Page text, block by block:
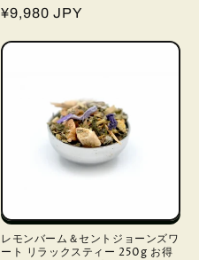
通
価
¥9,980 JPY
レモンバーム＆セントジョーンズワ
ート リラックスティー 250g お得